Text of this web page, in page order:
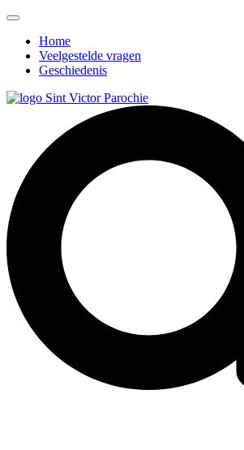
Home
Veelgestelde vragen
Geschiedenis